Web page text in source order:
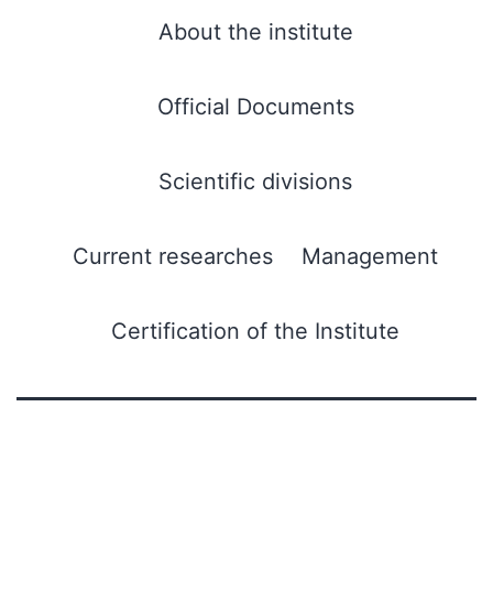
About the institute
Official Documents
Scientific divisions
Current researches Management
Certification of the Institute